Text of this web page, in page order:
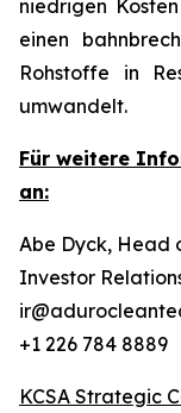
niedrigen
einen
Rohstoffe in
umwandelt.
Für weitere
an:
Abe Dyck, Head
Investor
+1 226 784 8889
KCSA Strategic